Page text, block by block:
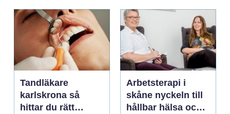
Tandläkare
karlskrona så
hittar du rätt
Arbetsterapi i
skåne nyckeln till
hållbar hälsa och